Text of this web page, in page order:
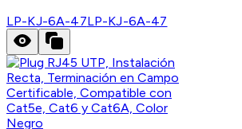
LP-KJ-6A-47LP-KJ-6A-47